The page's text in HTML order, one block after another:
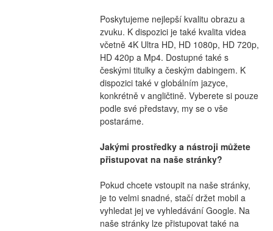
Poskytujeme nejlepší kvalitu obrazu a
zvuku. K dispozici je také kvalita videa
včetně 4K Ultra HD, HD 1080p, HD 720p,
HD 420p a Mp4. Dostupné také s
českými titulky a českým dabingem. K
dispozici také v globálním jazyce,
konkrétně v angličtině. Vyberete si pouze
podle své představy, my se o vše
postaráme.
Jakými prostředky a nástroji můžete
přistupovat na naše stránky?
Pokud chcete vstoupit na naše stránky,
je to velmi snadné, stačí držet mobil a
vyhledat jej ve vyhledávání Google. Na
naše stránky lze přistupovat také na